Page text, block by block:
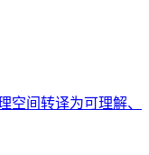
空间转译为可理解、